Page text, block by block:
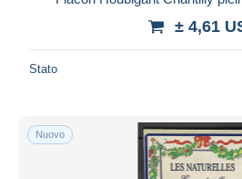
± 4,61
Stato
Nuovo